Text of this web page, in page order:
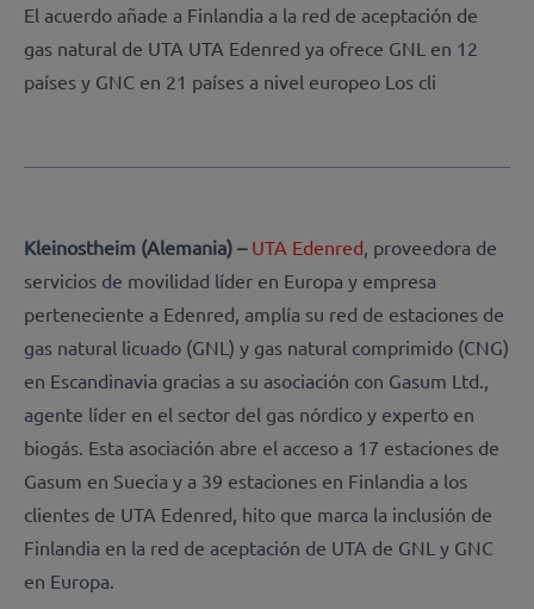
El acuerdo añade a Finlandia a la red de aceptación de
gas natural de UTA UTA Edenred ya ofrece GNL en 12
países y GNC en 21 países a nivel europeo Los cli
Kleinostheim (Alemania) – UTA Edenred , proveedora de
servicios de movilidad líder en Europa y empresa
perteneciente a Edenred, amplía su red de estaciones de
gas natural licuado (GNL) y gas natural comprimido (CNG)
en Escandinavia gracias a su asociación con Gasum Ltd.,
agente líder en el sector del gas nórdico y experto en
biogás. Esta asociación abre el acceso a 17 estaciones de
Gasum en Suecia y a 39 estaciones en Finlandia a los
clientes de UTA Edenred, hito que marca la inclusión de
Finlandia en la red de aceptación de UTA de GNL y GNC
en Europa.